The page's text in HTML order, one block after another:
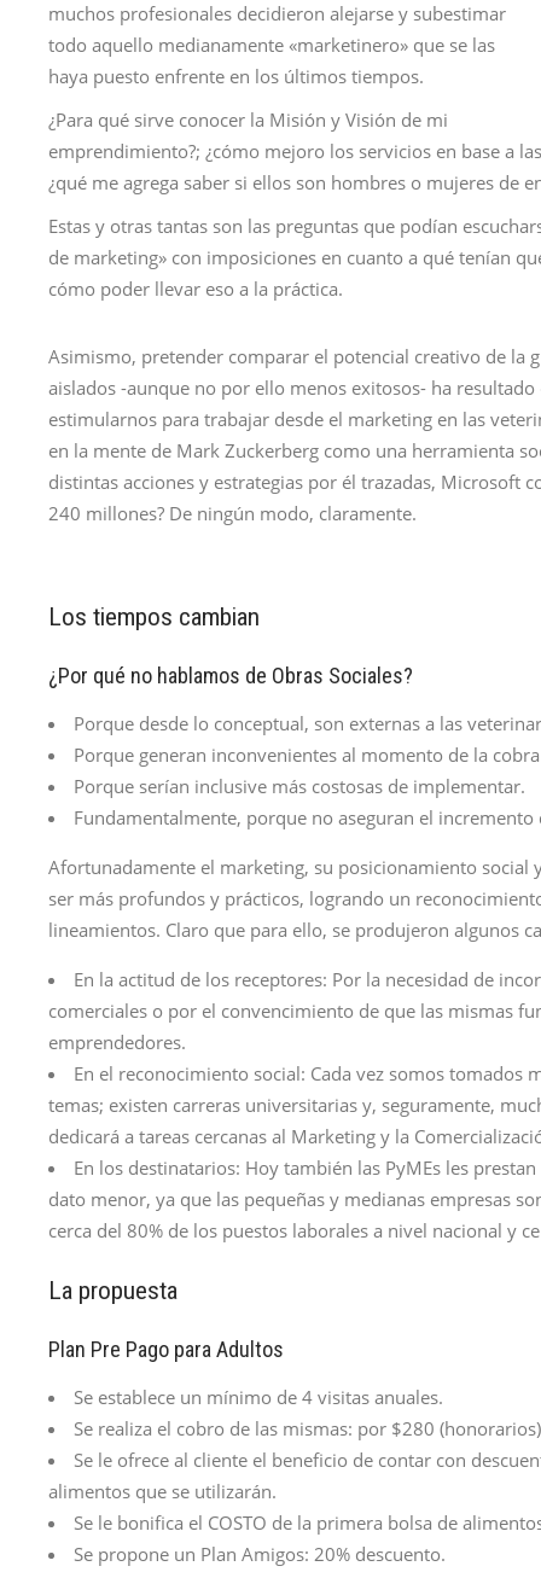
muchos profesionales decidieron alejarse y subestimar
todo aquello medianamente «marketinero» que se las
haya puesto enfrente en los últimos tiempos.
¿Para qué sirve conocer la Misión y Visión de mi
emprendimiento?; ¿cómo mejoro los servicios en base a
¿qué me agrega saber si ellos son hombres o mujeres de
Estas y otras tantas son las preguntas que podían
de marketing» con imposiciones en cuanto a qué tenían
cómo poder llevar eso a la práctica.
Asimismo, pretender comparar el potencial creativo de la
aislados -aunque no por ello menos exitosos- ha
estimularnos para trabajar desde el marketing en las
en la mente de Mark Zuckerberg como una herramienta
distintas acciones y estrategias por él trazadas, Microsoft
240 millones? De ningún modo, claramente.
Los tiempos cambian
¿Por qué no hablamos de Obras Sociales?
Porque desde lo conceptual, son externas a las
Porque generan inconvenientes al momento de la
Porque serían inclusive más costosas de implementar.
Fundamentalmente, porque no aseguran el incremento
Afortunadamente el marketing, su posicionamiento social
ser más profundos y prácticos, logrando un
lineamientos. Claro que para ello, se produjeron algunos
En la actitud de los receptores: Por la necesidad de
comerciales o por el convencimiento de que las mismas
emprendedores.
En el reconocimiento social: Cada vez somos tomados
temas; existen carreras universitarias y, seguramente,
dedicará a tareas cercanas al Marketing y la
En los destinatarios: Hoy también las PyMEs les
dato menor, ya que las pequeñas y medianas empresas
cerca del 80% de los puestos laborales a nivel nacional y
La propuesta
Plan Pre Pago para Adultos
Se establece un mínimo de 4 visitas anuales.
Se realiza el cobro de las mismas: por $280
Se le ofrece al cliente el beneficio de contar con
alimentos que se utilizarán.
Se le bonifica el COSTO de la primera bolsa de
Se propone un Plan Amigos: 20% descuento.